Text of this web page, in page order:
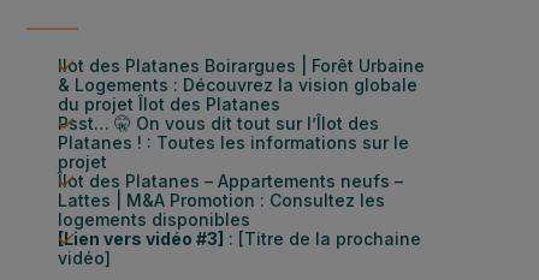
Ilot des Platanes Boirargues | Forêt Urbaine
& Logements : Découvrez la vision globale
du projet Îlot des Platanes
Psst… 🤫 On vous dit tout sur l’Îlot des
Platanes ! : Toutes les informations sur le
projet
Îlot des Platanes – Appartements neufs –
Lattes | M&A Promotion : Consultez les
logements disponibles
[Lien vers vidéo #3] : [Titre de la prochaine
vidéo]